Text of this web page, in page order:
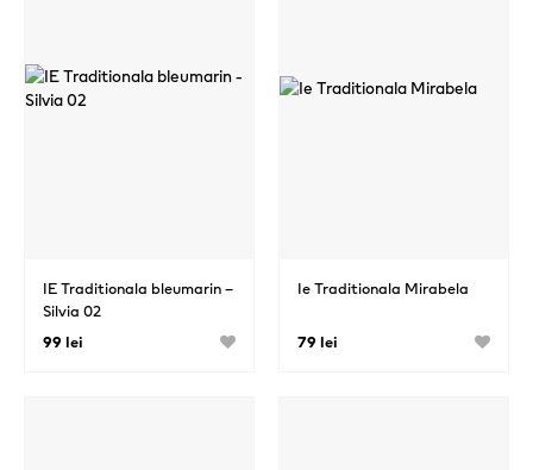
IE Traditionala bleumarin –
Silvia 02
99 lei
Ie Traditionala Mirabela
79 lei